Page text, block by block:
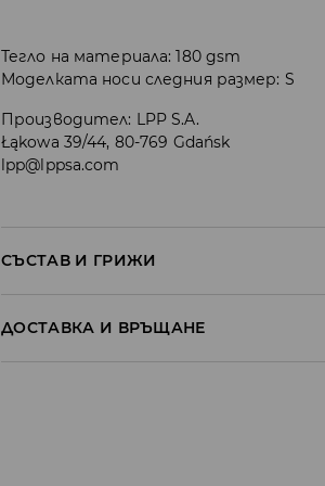
Тегло на материала: 180 gsm
Моделката носи следния размер: S
Производител: LPP S.A.
Łąkowa 39/44, 80-769 Gdańsk
lpp@lppsa.com
СЪСТАВ И ГРИЖИ
ПЪРВА МАТЕРИЯ: 100% ПАМУК
ДА СЕ ОФОРМИ СЛЕД ПРАНЕ И ДА СЕ СУШИ
ДОСТАВКА И ВРЪЩАНЕ